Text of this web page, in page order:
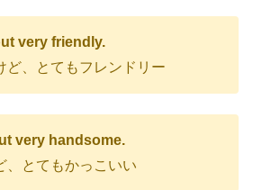
very friendly.
ど、とてもフレンドリー
very handsome.
、とてもかっこいい